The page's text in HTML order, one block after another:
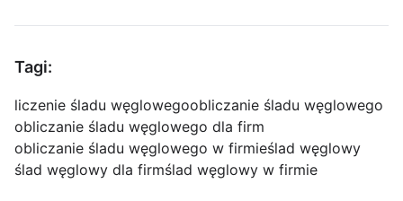
Tagi:
liczenie śladu węglowegoobliczanie śladu węglowego
obliczanie śladu węglowego dla firm
obliczanie śladu węglowego w firmieślad węglowy
ślad węglowy dla firmślad węglowy w firmie